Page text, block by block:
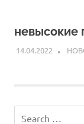
невысокие
14.04.2022 ARPP